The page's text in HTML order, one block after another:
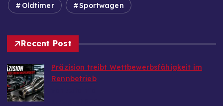
Oldtimer Sportwagen
Recent Post
Präzision treibt Wettbewerbsfähigkeit im
Rennbetrieb